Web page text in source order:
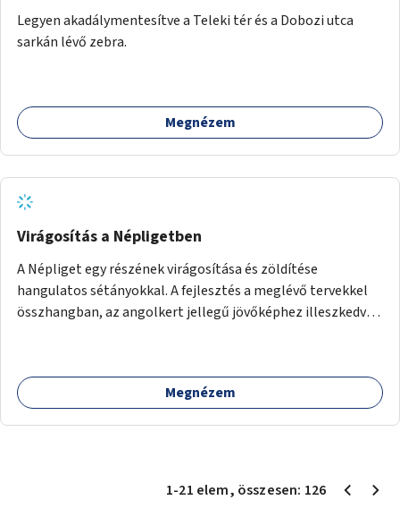
Legyen akadálymentesítve a Teleki tér és a Dobozi utca
sarkán lévő zebra.
Megnézem
Virágosítás a Népligetben
A Népliget egy részének virágosítása és zöldítése
hangulatos sétányokkal. A fejlesztés a meglévő tervekkel
összhangban, az angolkert jellegű jövőképhez illeszkedve
Megnézem
1-21 elem, összesen: 126